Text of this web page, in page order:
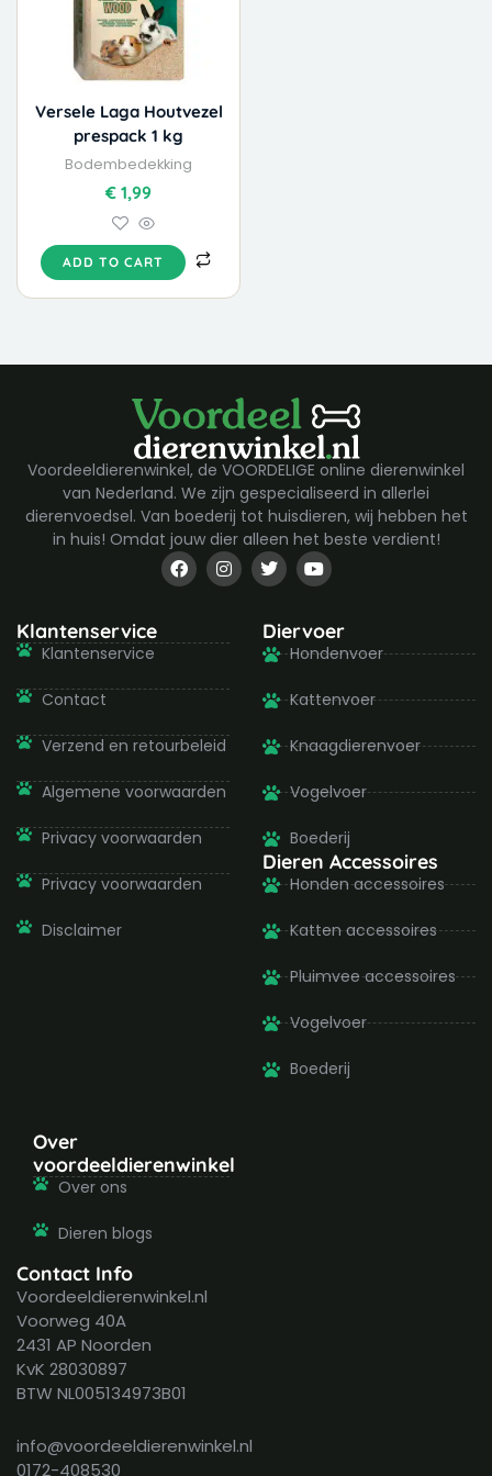
Versele Laga Houtvezel
prespack 1 kg
Bodembedekking
€ 1,99
ADD TO CART
Voordeeldierenwinkel, de VOORDELIGE online dierenwinkel
van Nederland. We zijn gespecialiseerd in allerlei
dierenvoedsel. Van boederij tot huisdieren, wij hebben het
in huis! Omdat jouw dier alleen het beste verdient!
F
a
c
o
I
n
s
g
T
w
i
t
e
r
Y
o
u
u
b
e
Klantenservice
Klantenservice
Contact
Verzend en retourbeleid
Algemene voorwaarden
Privacy voorwaarden
Privacy voorwaarden
Disclaimer
Diervoer
Hondenvoer
Kattenvoer
Knaagdierenvoer
Vogelvoer
Boederij
Dieren Accessoires
Honden accessoires
Katten accessoires
Pluimvee accessoires
Vogelvoer
Boederij
Over
voordeeldierenwinkel
Over ons
Dieren blogs
Contact Info
Voordeeldierenwinkel.nl
Voorweg 40A
2431 AP Noorden
KvK 28030897
BTW NL005134973B01
info@voordeeldierenwinkel.nl
0172-408530